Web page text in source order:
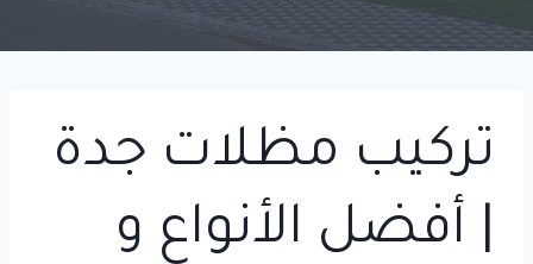
تركيب مظلات جدة
| أفضل الأنواع و